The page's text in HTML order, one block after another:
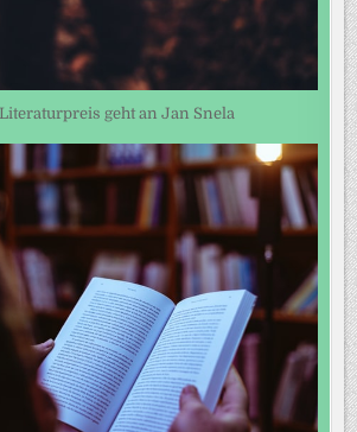
geht an Jan Snela